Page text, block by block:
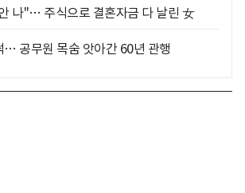
나"… 주식으로 결혼자금 다 날린 女
… 공무원 목숨 앗아간 60년 관행